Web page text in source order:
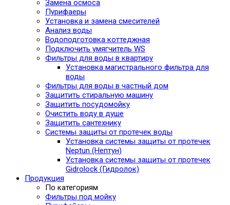
Замена осмоса
Пурифаеры
Установка и замена смесителей
Анализ воды
Водоподготовка коттеджная
Подключить умягчитель WS
Фильтры для воды в квартиру
Установка магистрального фильтра для
воды
Фильтры для воды в частный дом
Защитить стиральную машину
Защитить посудомойку
Очистить воду в душе
Защитить сантехнику
Системы защиты от протечек воды
Установка системы защиты от протечек
Neptun (Нептун)
Установка системы защиты от протечек
Gidrolock (Гидролок)
Продукция
По категориям
Фильтры под мойку